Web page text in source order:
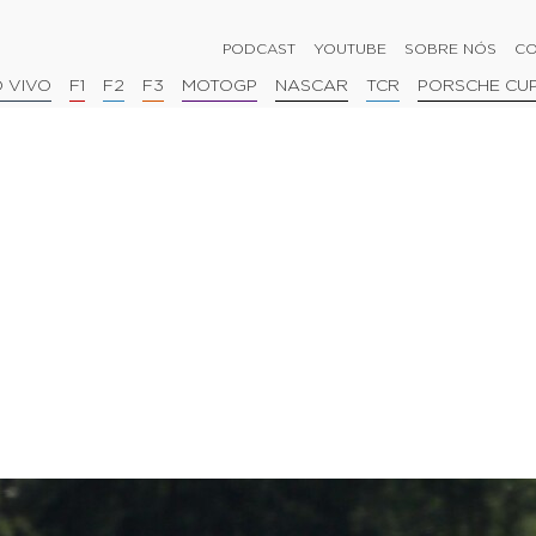
PODCAST YOUTUBE SOBRE NÓS
VIVO F1 F2 F3 MOTOGP NASCAR TCR PORSCHE